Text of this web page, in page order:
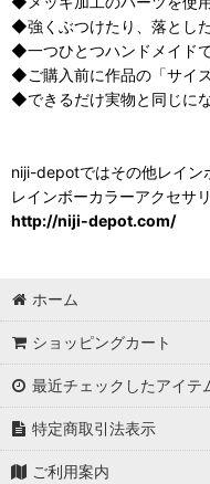
◆強くぶつけたり、落とし
◆一つひとつハンドメイド
◆ご購入前に作品の「サイ
◆できるだけ実物と同じに
niji-depotではその他レイン
レインボーカラーアクセ
http://niji-depot.com/
ホーム
ショッピングカート
最近チェックしたアイテ
特定商取引法表示
ご利用案内